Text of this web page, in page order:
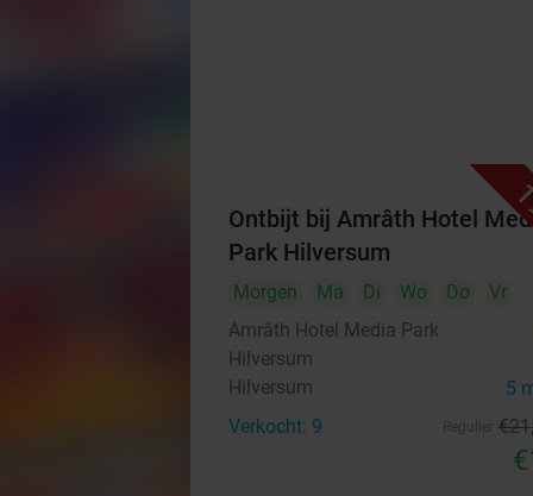
Ontbijt bij Amrâth Hotel
Park Hilversum
Morgen Ma Di Wo Do
Vr
Amrâth Hotel Media Park
Hilversum
Hilversum 5
Verkocht: 9 €21